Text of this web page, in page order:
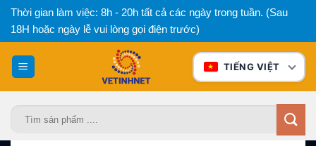
Bỏ
qua
nội
dung
Thời gian làm việc: 8h - 20h tất cả các ngày trong tuần. (Sau
18H hoặc ngày lễ vui lòng gọi điện trước)
TIẾNG VIỆT